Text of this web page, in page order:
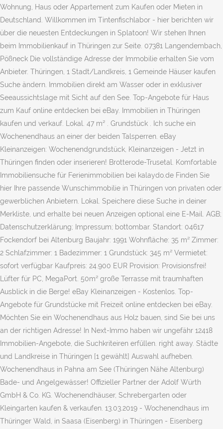
Wohnung, Haus oder Appartement zum Kaufen oder Mieten in
Deutschland. Willkommen im Tintenfischlabor - hier berichten wir
über die neuesten Entdeckungen in Splatoon! Wir stehen Ihnen
beim Immobilienkauf in Thüringen zur Seite. 07381 Langendembach,
Pößneck Die vollständige Adresse der Immobilie erhalten Sie vom
Anbieter. Thüringen, 1 Stadt/Landkreis, 1 Gemeinde Häuser kaufen
Suche ändern. Immobilien direkt am Wasser oder in exklusiver
Seeaussichtslage mit Sicht auf den See. Top-Angebote für Haus
zum Kauf online entdecken bei eBay. Immobilien in Thüringen
kaufen und verkauf. Lokal. 47 m² . Grundstück . Ich suche ein
Wochenendhaus an einer der beiden Talsperren. eBay
Kleinanzeigen: Wochenendgrundstück, Kleinanzeigen - Jetzt in
Thüringen finden oder inserieren! Brotterode-Trusetal. Komfortable
Immobiliensuche für Ferienimmobilien bei kalaydo.de Finden Sie
hier Ihre passende Wunschimmobilie in Thüringen von privaten oder
gewerblichen Anbietern. Lokal. Speichere diese Suche in deiner
Merkliste, und erhalte bei neuen Anzeigen optional eine E-Mail. AGB;
Datenschutzerklärung; Impressum; bottombar. Standort: 04617
Fockendorf bei Altenburg Baujahr: 1991 Wohnfläche: 35 m² Zimmer:
2 Schlafzimmer: 1 Badezimmer: 1 Grundstück: 345 m² Vermietet:
sofort verfügbar Kaufpreis: 24.900 EUR Provision: Provisionsfrei!
Lüfter für PC, MegaPort. 50m² große Terrasse mit traumhaften
Ausblick in die Berge! eBay Kleinanzeigen - Kostenlos. Top-
Angebote für Grundstücke mit Freizeit online entdecken bei eBay.
Möchten Sie ein Wochenendhaus aus Holz bauen, sind Sie bei uns
an der richtigen Adresse! In Next-Immo haben wir ungefähr 12418
Immobilien-Angebote, die Suchkriteiren erfűllen. right away. Städte
und Landkreise in Thüringen [1 gewählt] Auswahl aufheben.
Wochenendhaus in Pahna am See (Thüringen Nähe Altenburg)
Bade- und Angelgewässer! Offizieller Partner der Adolf Würth
GmbH & Co. KG. Wochenendhäuser, Schrebergarten oder
Kleingarten kaufen & verkaufen. 13.03.2019 - Wochenendhaus im
Thüringer Wald, in Saasa (Eisenberg) in Thüringen - Eisenberg